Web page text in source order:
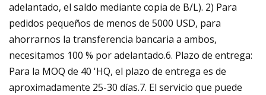
adelantado, el saldo mediante copia de B/L). 2) Para
pedidos pequeños de menos de 5000 USD, para
ahorrarnos la transferencia bancaria a ambos,
necesitamos 100 % por adelantado.6. Plazo de entrega:
Para la MOQ de 40 'HQ, el plazo de entrega es de
aproximadamente 25-30 días.7. El servicio que puede